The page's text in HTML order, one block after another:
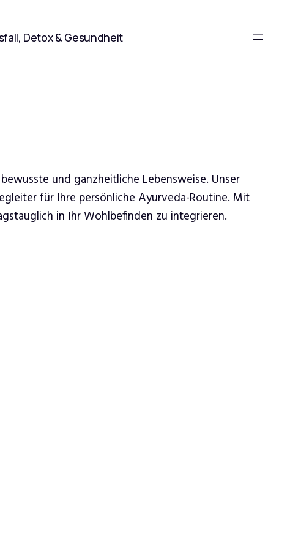
Detox & Gesundheit
und ganzheitliche Lebensweise. Unser
für Ihre persönliche Ayurveda-Routine. Mit
in Ihr Wohlbefinden zu integrieren.